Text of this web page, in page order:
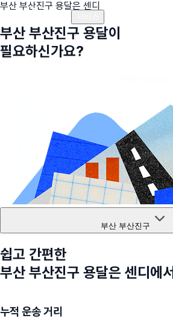
부산 부산진구 용달은 센디
부산 부산진구 용달이
필요하신가요?
부산 부산진구
쉽고 간편한
부산 부산진구 용달은 센디에서
누적 운송 거리